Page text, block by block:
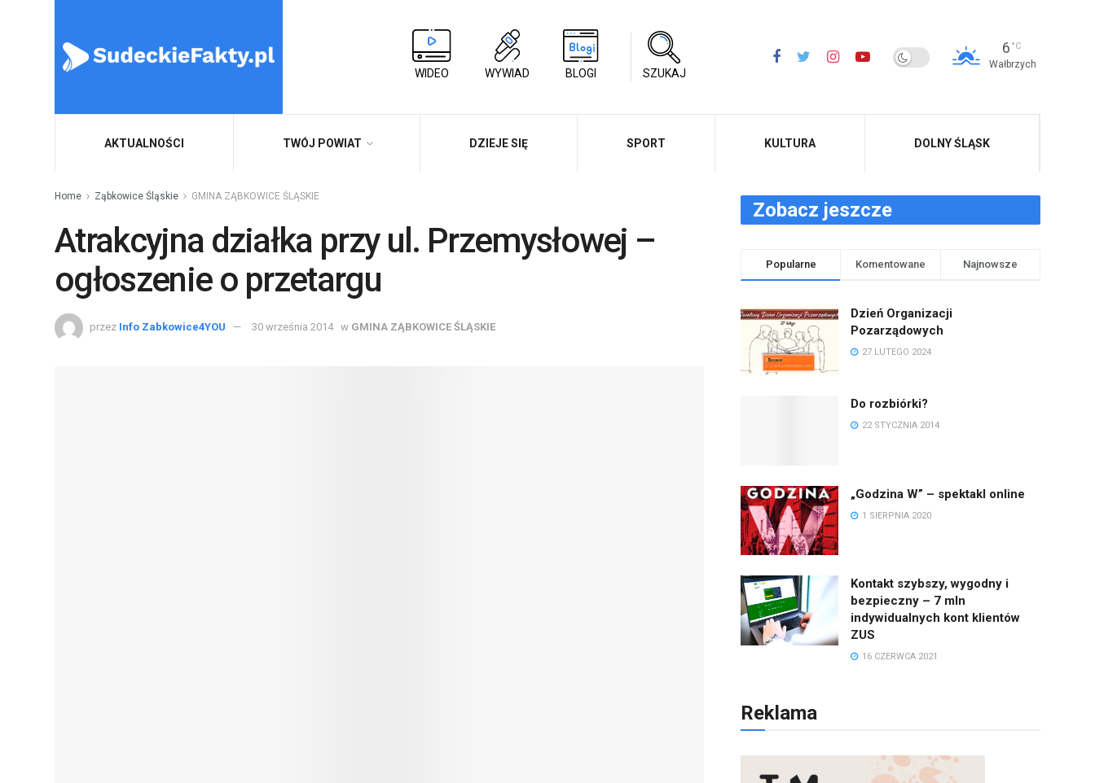
WIDEO WYWIAD BLOGI SZUKAJ
6 °C
Wałbrzych
AKTUALNOŚCI TWÓJ POWIAT DZIEJE SIĘ SPORT KULTURA DOLNY ŚLĄSK
Home Ząbkowice Śląskie GMINA ZĄBKOWICE ŚLĄSKIE
Atrakcyjna działka przy ul. Przemysłowej –
ogłoszenie o przetargu
przez Info Zabkowice4YOU 30 września 2014 w GMINA ZĄBKOWICE ŚLĄSKIE
Zobacz jeszcze
Popularne Komentowane Najnowsze
Dzień Organizacji
Pozarządowych
27 LUTEGO 2024
Do rozbiórki?
22 STYCZNIA 2014
„Godzina W” – spektakl online
1 SIERPNIA 2020
Kontakt szybszy, wygodny i
bezpieczny – 7 mln
indywidualnych kont klientów
ZUS
16 CZERWCA 2021
Reklama